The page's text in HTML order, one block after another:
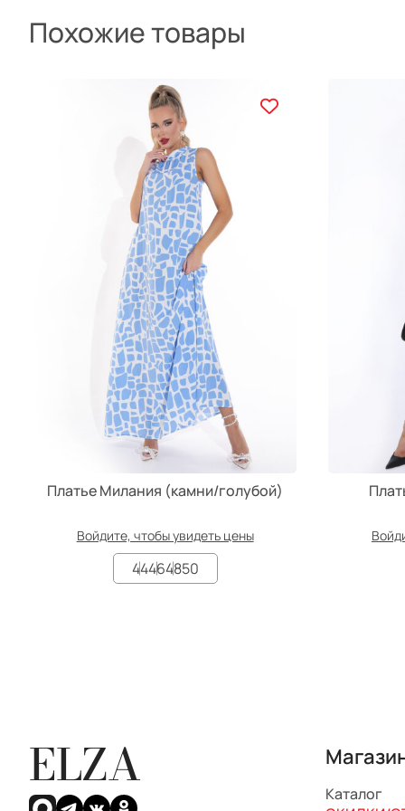
Похожие товары
Платье Милания (камни/голубой)
Войдите, чтобы увидеть цены
44464850
ELZA
Каталог